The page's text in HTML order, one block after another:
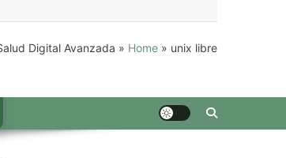
Digital Avanzada » Home » unix libre